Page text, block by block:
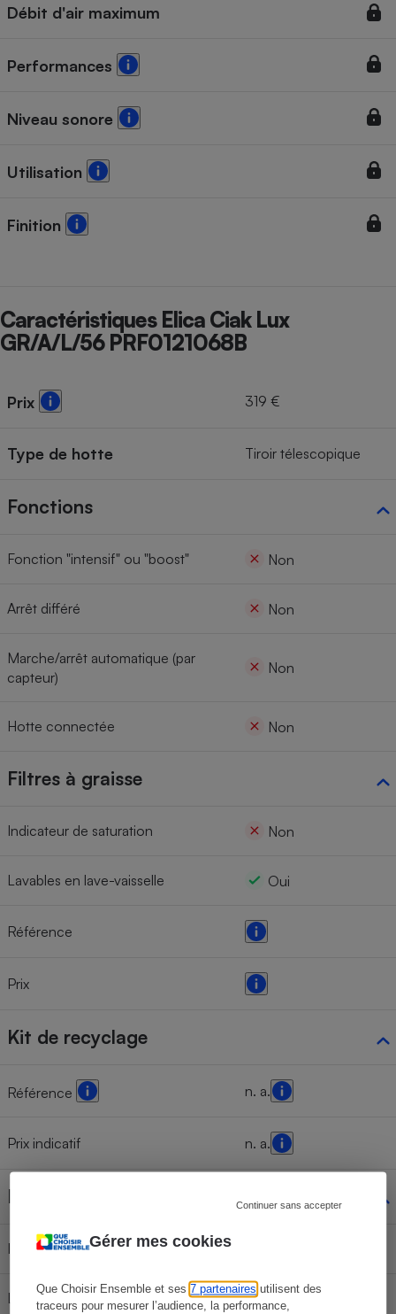
Gérer mes cookies
Que Choisir Ensemble et ses7 partenaires utilisent des
traceurs pour mesurer l’audience, la performance,
Continuer sans accepter
Débit d'air maximum
Performances
Niveau sonore
Utilisation
Finition
Caractéristiques Elica Ciak Lux
GR/A/L/56 PRF0121068B
Prix 319 €
Type de hotte Tiroir télescopique
Fonctions
Fonction "intensif" ou "boost" Non
Arrêt différé Non
Marche/arrêt automatique (par
capteur)
Non
Hotte connectée Non
Filtres à graisse
Indicateur de saturation Non
Lavables en lave-vaisselle Oui
Référence
Prix
Kit de recyclage
Référence n. a.
Prix indicatif n. a.
Filtres à charbon
Indicateur de saturation
Livrés de série Non